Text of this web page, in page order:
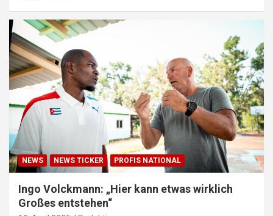
NEWS NEWS TICKER PROFIS NATIONAL
Ingo Volckmann: „Hier kann etwas wirklich
Großes entstehen“